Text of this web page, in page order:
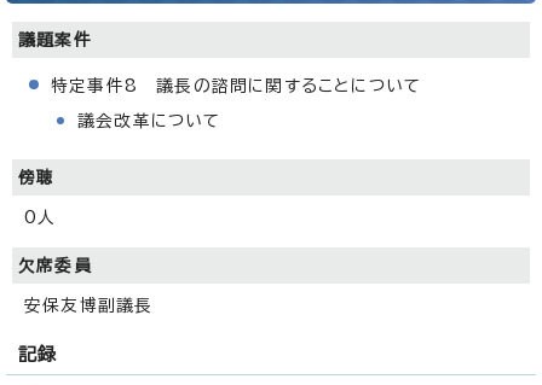
議題案件
特定事件8 議長の諮問に関することについて
議会改革について
傍聴
0人
欠席委員
安保友博副議長
記録